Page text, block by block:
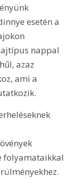
esetén a
nappal
azaz
ami a
folyamataikkal